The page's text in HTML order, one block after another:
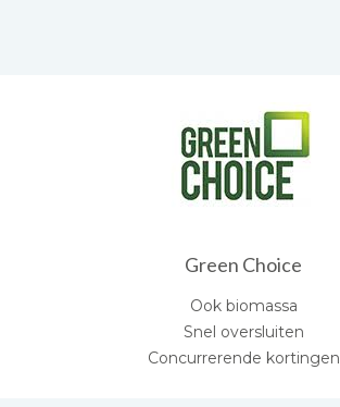
Green Choice
Ook biomassa
Snel oversluiten
Concurrerende kortingen